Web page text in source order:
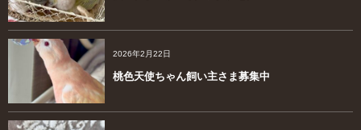
2026年2月22日
桃色天使ちゃん飼い主さま募集中